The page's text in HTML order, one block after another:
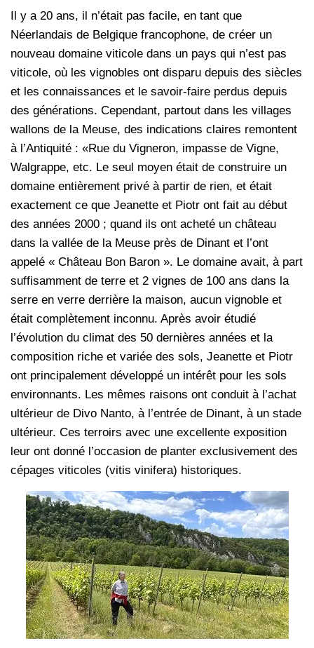
Il y a 20 ans, il n’était pas facile, en tant que
Néerlandais de Belgique francophone, de créer un
nouveau domaine viticole dans un pays qui n’est pas
viticole, où les vignobles ont disparu depuis des siècles
et les connaissances et le savoir-faire perdus depuis
des générations. Cependant, partout dans les villages
wallons de la Meuse, des indications claires remontent
à l’Antiquité : «Rue du Vigneron, impasse de Vigne,
Walgrappe, etc. Le seul moyen était de construire un
domaine entièrement privé à partir de rien, et était
exactement ce que Jeanette et Piotr ont fait au début
des années 2000 ; quand ils ont acheté un château
dans la vallée de la Meuse près de Dinant et l’ont
appelé « Château Bon Baron ». Le domaine avait, à part
suffisamment de terre et 2 vignes de 100 ans dans la
serre en verre derrière la maison, aucun vignoble et
était complètement inconnu. Après avoir étudié
l’évolution du climat des 50 dernières années et la
composition riche et variée des sols, Jeanette et Piotr
ont principalement développé un intérêt pour les sols
environnants. Les mêmes raisons ont conduit à l’achat
ultérieur de Divo Nanto, à l’entrée de Dinant, à un stade
ultérieur. Ces terroirs avec une excellente exposition
leur ont donné l’occasion de planter exclusivement des
cépages viticoles (vitis vinifera) historiques.